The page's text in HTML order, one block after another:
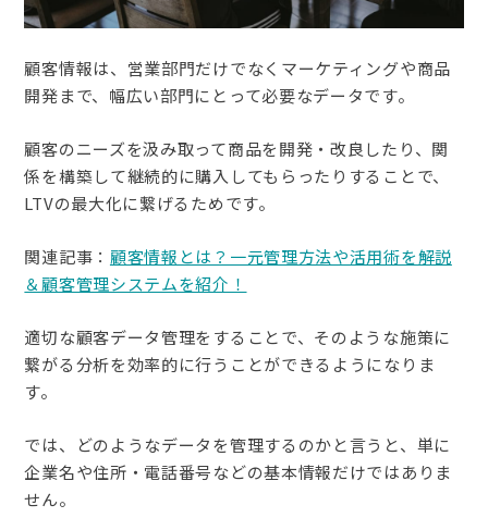
顧客情報は、営業部門だけでなくマーケティングや商品
開発まで、幅広い部門にとって必要なデータです。
顧客のニーズを汲み取って商品を開発・改良したり、関
係を構築して継続的に購入してもらったりすることで、
LTVの最大化に繋げるためです。
関連記事： 顧客情報とは？一元管理方法や活用術を解説
＆顧客管理システムを紹介！
適切な顧客データ管理をすることで、そのような施策に
繋がる分析を効率的に行うことができるようになりま
す。
では、どのようなデータを管理するのかと言うと、単に
企業名や住所・電話番号などの基本情報だけではありま
せん。